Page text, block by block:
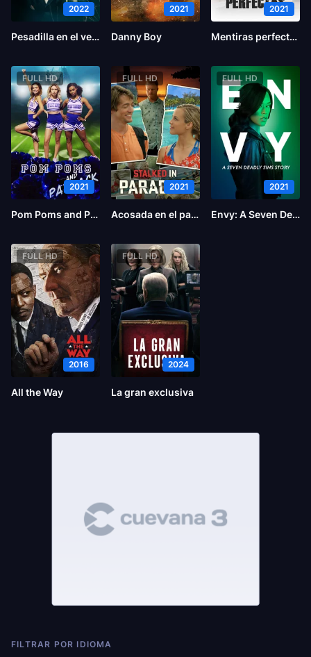
2022
Pesadilla en el vecindario
2021
Danny Boy
2021
Mentiras perfectas
FULL HD
2021
Pom Poms and Payback
FULL HD
2021
Acosada en el paraíso
FULL HD
2021
Envy: A Seven Deadly Sins Story
FULL HD
2016
All the Way
FULL HD
2024
La gran exclusiva
FILTRAR POR IDIOMA